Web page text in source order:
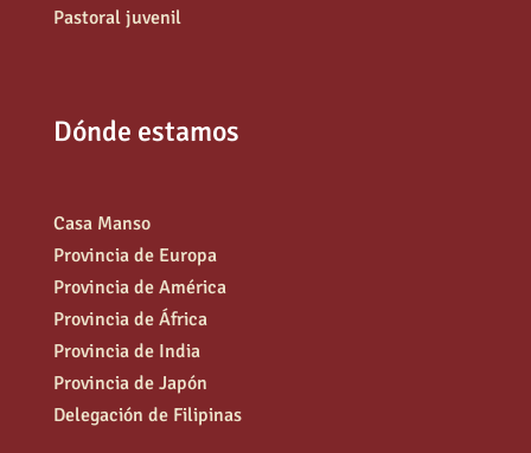
Pastoral juvenil
Dónde estamos
Casa Manso
Provincia de Europa
Provincia de América
Provincia de África
Provincia de India
Provincia de Japón
Delegación de Filipinas